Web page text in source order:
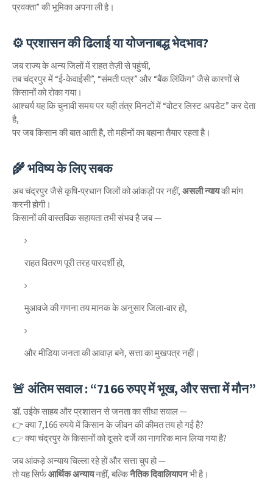
प्रवक्ता” की भूमिका अपना ली है।
⚙️ प्रशासन की ढिलाई या योजनाबद्ध भेदभाव?
जब राज्य के अन्य जिलों में राहत तेज़ी से पहुंची,
तब चंद्रपुर में “ई-केवाईसी”, “संमती पत्र” और “बैंक लिंकिंग” जैसे कारणों से
किसानों को रोका गया।
आश्चर्य यह कि चुनावी समय पर यही तंत्र मिनटों में “वोटर लिस्ट अपडेट” कर देता
है,
पर जब किसान की बात आती है, तो महीनों का बहाना तैयार रहता है।
🌾 भविष्य के लिए सबक
अब चंद्रपुर जैसे कृषि-प्रधान जिलों को आंकड़ों पर नहीं, असली न्यायकी मांग
करनी होगी।
किसानों की वास्तविक सहायता तभी संभव है जब —
राहत वितरण पूरी तरह पारदर्शी हो,
मुआवजे की गणना तय मानक के अनुसार जिला-वार हो,
और मीडिया जनता की आवाज़ बने, सत्ता का मुखपत्र नहीं।
🚨 अंतिम सवाल : “7166 रुपए में भूख, और सत्ता में मौन”
डॉ. उईके साहब और प्रशासन से जनता का सीधा सवाल —
👉 क्या 7,166 रुपये में किसान के जीवन की कीमत तय हो गई है?
👉 क्या चंद्रपुर के किसानों को दूसरे दर्जे का नागरिक मान लिया गया है?
जब आंकड़े अन्याय चिल्ला रहे हों और सत्ता चुप हो —
तो यह सिर्फआर्थिक अन्यायनहीं, बल्किनैतिक दिवालियापनभी है।